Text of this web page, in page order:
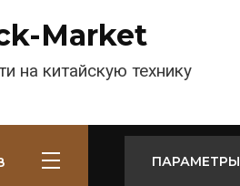
Market
на китайскую технику
ПАРАМЕТРЫ